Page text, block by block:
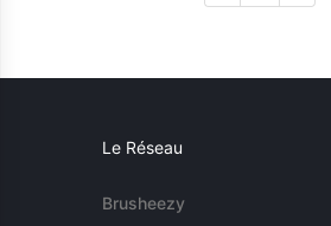
Le Réseau
Brusheezy